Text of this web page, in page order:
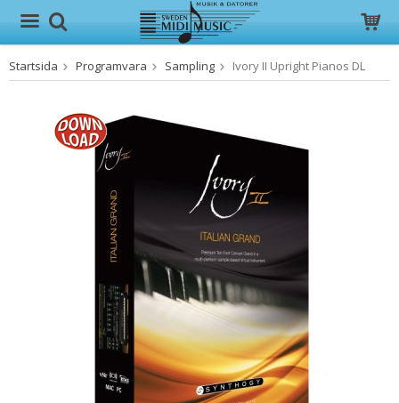
Produkten har blivit tillagd i varukorgen
Startsida Programvara Sampling Ivory II Upright Pianos DL